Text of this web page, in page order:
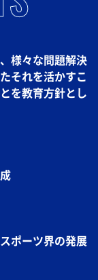
様々な問題解決
それを活かすこ
を教育方針とし
ポーツ界の発展